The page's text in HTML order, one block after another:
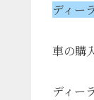
ディーラ
車の購
ディー